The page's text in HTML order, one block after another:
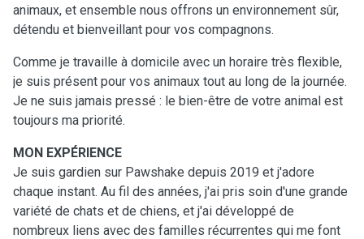
animaux, et ensemble nous offrons un environnement sûr,
détendu et bienveillant pour vos compagnons.
Comme je travaille à domicile avec un horaire très flexible,
je suis présent pour vos animaux tout au long de la journée.
Je ne suis jamais pressé : le bien-être de votre animal est
toujours ma priorité.
MON EXPÉRIENCE
Je suis gardien sur Pawshake depuis 2019 et j'adore
chaque instant. Au fil des années, j'ai pris soin d'une grande
variété de chats et de chiens, et j'ai développé de
nombreux liens avec des familles récurrentes qui me font